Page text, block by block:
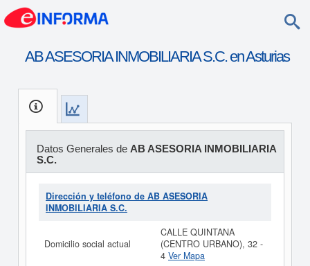
AB ASESORIA INMOBILIARIA S.C. en Asturias
Datos Generales de AB ASESORIA INMOBILIARIA
S.C.
Dirección y teléfono de AB ASESORIA
INMOBILIARIA S.C.
Domicilio social actual
CALLE QUINTANA
(CENTRO URBANO), 32 -
4 Ver Mapa